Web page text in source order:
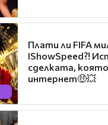
Плати ли FIFA
IShowSpeed?!
сделката,
интернет🤑💥